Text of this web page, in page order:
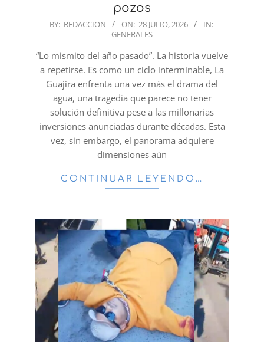
pozos
2026-
28
BY: REDACCION ON: 28 JULIO, 2026
IN:
GENERALES
“Lo mismito del año pasado”. La historia vuelve
a repetirse. Es como un ciclo interminable, La
Guajira enfrenta una vez más el drama del
agua, una tragedia que parece no tener
solución definitiva pese a las millonarias
inversiones anunciadas durante décadas. Esta
vez, sin embargo, el panorama adquiere
dimensiones aún
CONTINUAR LEYENDO…